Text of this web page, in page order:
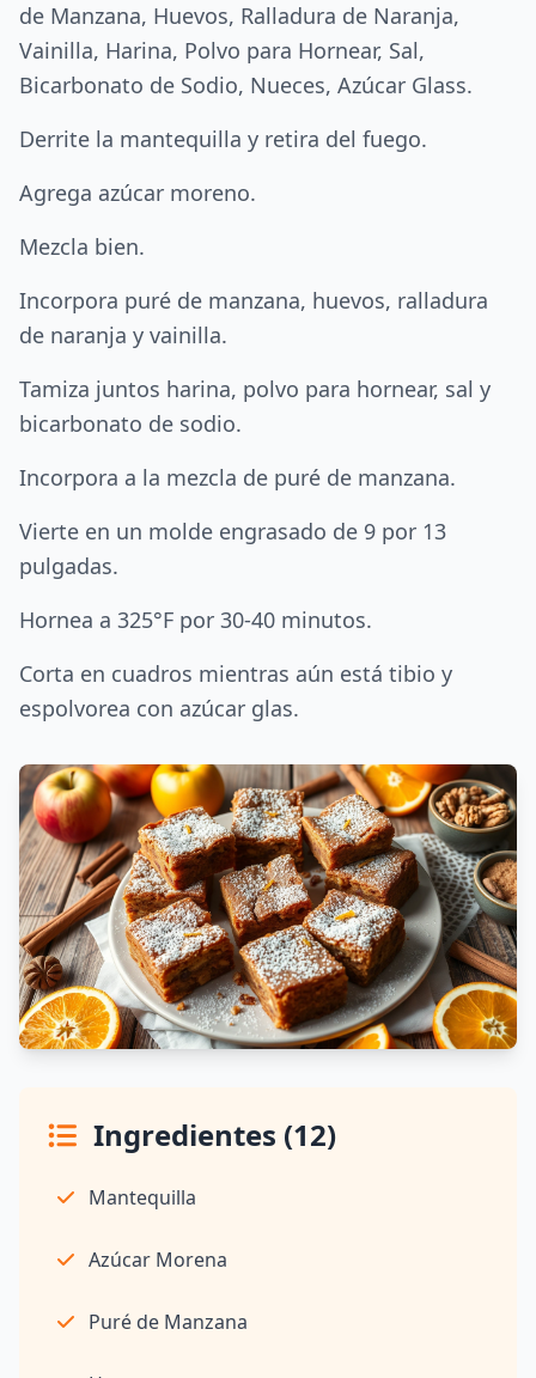
de Manzana, Huevos, Ralladura de Naranja,
Vainilla, Harina, Polvo para Hornear, Sal,
Bicarbonato de Sodio, Nueces, Azúcar Glass.
Derrite la mantequilla y retira del fuego.
Agrega azúcar moreno.
Mezcla bien.
Incorpora puré de manzana, huevos, ralladura
de naranja y vainilla.
Tamiza juntos harina, polvo para hornear, sal y
bicarbonato de sodio.
Incorpora a la mezcla de puré de manzana.
Vierte en un molde engrasado de 9 por 13
pulgadas.
Hornea a 325°F por 30-40 minutos.
Corta en cuadros mientras aún está tibio y
espolvorea con azúcar glas.
Ingredientes (12)
Mantequilla
Azúcar Morena
Puré de Manzana